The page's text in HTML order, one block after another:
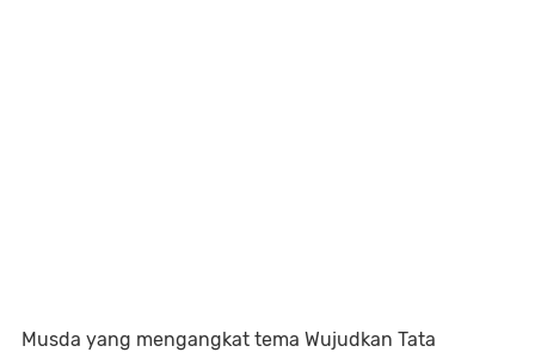
Musda yang mengangkat tema Wujudkan Tata